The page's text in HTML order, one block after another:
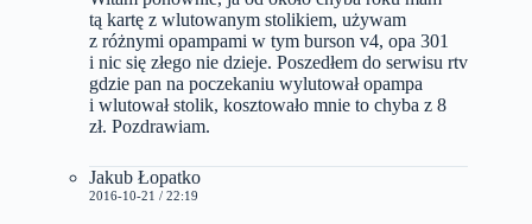
tą kartę z wlutowanym stolikiem, używam
z różnymi opampami w tym burson v4, opa 301
i nic się złego nie dzieje. Poszedłem do serwisu rtv
gdzie pan na poczekaniu wylutował opampa
i wlutował stolik, kosztowało mnie to chyba z 8
zł. Pozdrawiam.
Jakub Łopatko
2016-10-21 / 22:19